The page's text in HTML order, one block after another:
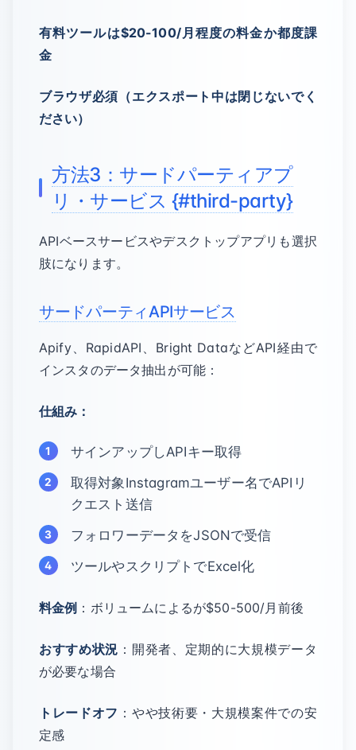
有料ツールは$20-100/月程度の料金か都度課
金
ブラウザ必須（エクスポート中は閉じないでく
ださい）
方法3：サードパーティアプ
リ・サービス {#third-party}
APIベースサービスやデスクトップアプリも選択
肢になります。
サードパーティAPIサービス
Apify、RapidAPI、Bright DataなどAPI経由で
インスタのデータ抽出が可能：
仕組み：
サインアップしAPIキー取得
取得対象Instagramユーザー名でAPIリ
クエスト送信
フォロワーデータをJSONで受信
ツールやスクリプトでExcel化
料金例 ：ボリュームによるが$50-500/月前後
おすすめ状況 ：開発者、定期的に大規模データ
が必要な場合
トレードオフ ：やや技術要・大規模案件での安
定感